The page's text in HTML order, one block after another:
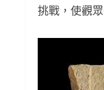
挑戰，使觀